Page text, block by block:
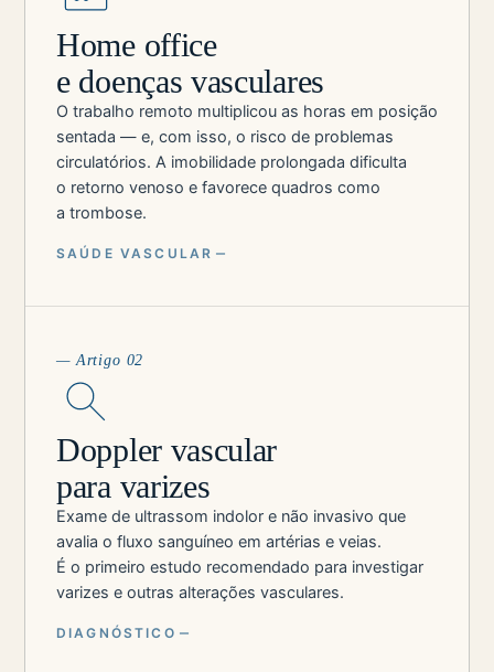
Home office
e doenças vasculares
O trabalho remoto multiplicou as horas em posição
sentada — e, com isso, o risco de problemas
circulatórios. A imobilidade prolongada dificulta
o retorno venoso e favorece quadros como
a trombose.
SAÚDE VASCULAR
— Artigo 02
Doppler vascular
para varizes
Exame de ultrassom indolor e não invasivo que
avalia o fluxo sanguíneo em artérias e veias.
É o primeiro estudo recomendado para investigar
varizes e outras alterações vasculares.
DIAGNÓSTICO